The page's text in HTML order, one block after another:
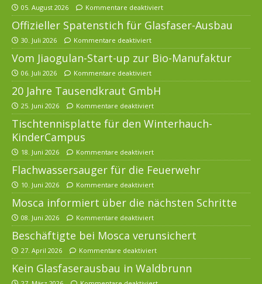
05. August 2026 Kommentare deaktiviert
Offizieller Spatenstich für Glasfaser-Ausbau
30. Juli 2026 Kommentare deaktiviert
Vom Jiaogulan-Start-up zur Bio-Manufaktur
06. Juli 2026 Kommentare deaktiviert
20 Jahre Tausendkraut GmbH
25. Juni 2026 Kommentare deaktiviert
Tischtennisplatte für den Winterhauch-
KinderCampus
18. Juni 2026 Kommentare deaktiviert
Flachwassersauger für die Feuerwehr
10. Juni 2026 Kommentare deaktiviert
Mosca informiert über die nächsten Schritte
08. Juni 2026 Kommentare deaktiviert
Beschäftigte bei Mosca verunsichert
27. April 2026 Kommentare deaktiviert
Kein Glasfaserausbau in Waldbrunn